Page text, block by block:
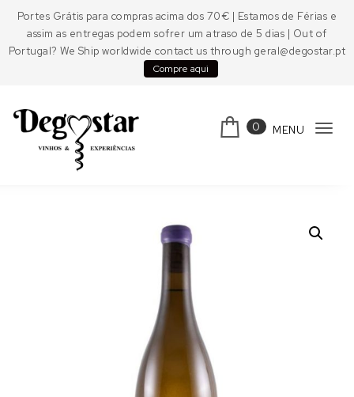
Portes Grátis para compras acima dos 70€ | Estamos de Férias e
assim as entregas podem sofrer um atraso de 5 dias | Out of
Portugal? We Ship worldwide contact us through geral@degostar.pt
Compre aqui
0 MENU